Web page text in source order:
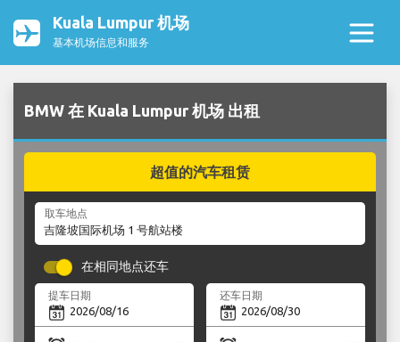
Kuala Lumpur 机场
基本机场信息和服务
BMW 在 Kuala Lumpur 机场 出租
超值的汽车租赁
取车地点
在相同地点还车
提车日期 还车日期